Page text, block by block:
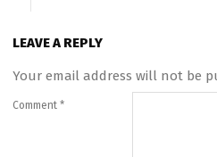
LEAVE A REPLY
Your email address will not be
Comment *